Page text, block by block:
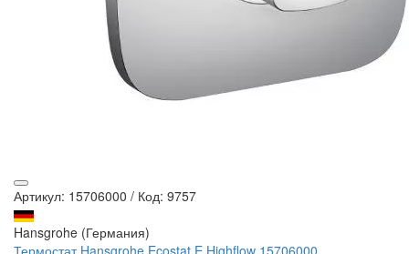
Артикул: 15706000 / Код: 9757
Hansgrohe (Германия)